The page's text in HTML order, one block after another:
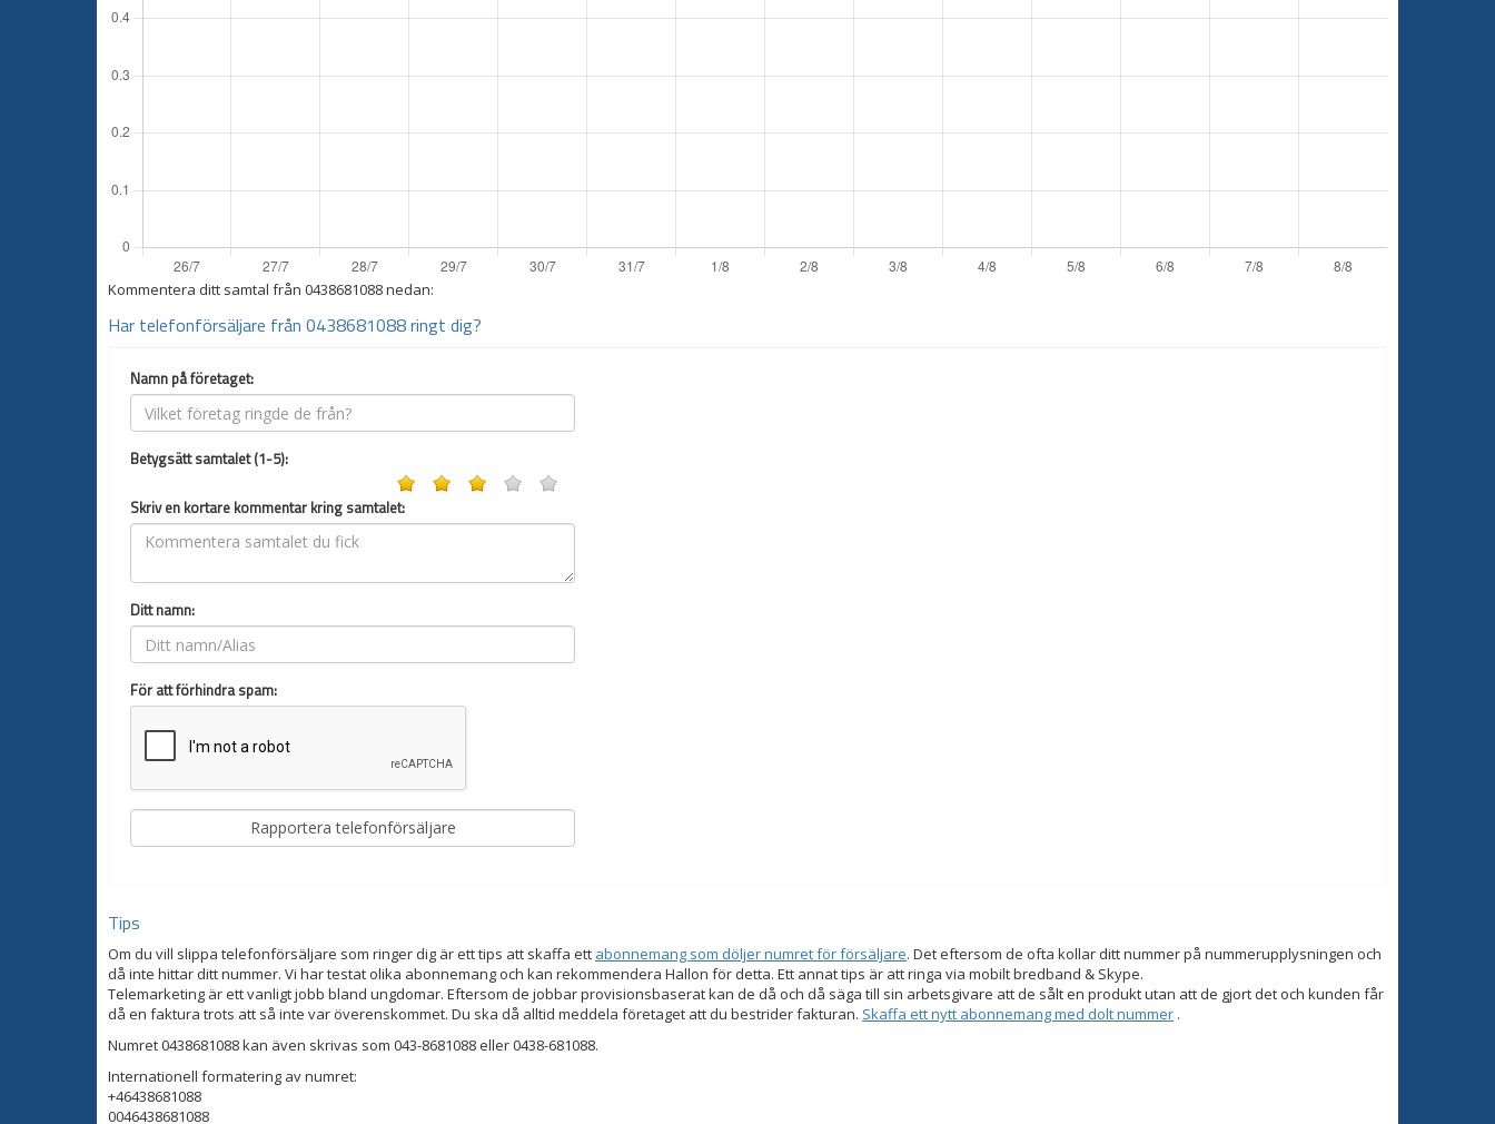
Kommentera ditt samtal från 0438681088nedan:
Har telefonförsäljare från 0438681088 ringt dig?
Namn på företaget:
Betygsätt samtalet (1-5):
Skriv en kortare kommentar kring samtalet:
Ditt namn:
För att förhindra spam:
Tips
Om du vill slippa telefonförsäljare som ringer dig är ett tips att skaffa ett abonnemang som döljer numret för försäljare. Det eftersom de ofta kollar ditt nummer på nummerupplysningen och
då inte hittar ditt nummer. Vi har testat olika abonnemang och kan rekommendera Hallon för detta. Ett annat tips är att ringa via mobilt bredband & Skype.
Telemarketing är ett vanligt jobb bland ungdomar. Eftersom de jobbar provisionsbaserat kan de då och då säga till sin arbetsgivare att de sålt en produkt utan att de gjort det och kunden får
då en faktura trots att så inte var överenskommet. Du ska då alltid meddela företaget att du bestrider fakturan. Skaffa ett nytt abonnemang med dolt nummer .
Numret 0438681088 kan även skrivas som 043-8681088 eller 0438-681088.
Internationell formatering av numret:
+46438681088
0046438681088